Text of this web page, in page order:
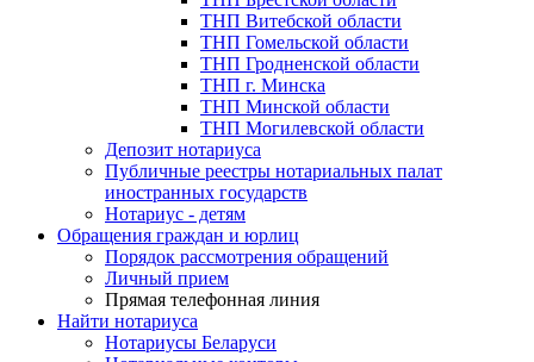
ТНП Витебской области
ТНП Гомельской области
ТНП Гродненской области
ТНП г. Минска
ТНП Минской области
ТНП Могилевской области
Депозит нотариуса
Публичные реестры нотариальных палат
иностранных государств
Нотариус - детям
Обращения граждан и юрлиц
Порядок рассмотрения обращений
Личный прием
Прямая телефонная линия
Найти нотариуса
Нотариусы Беларуси